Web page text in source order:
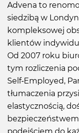
Advena to
siedzibą w
kompleksowej
klientów
Od 2007 roku
tym rozliczenia
Self-Employed,
tłumaczenia
elastycznością,